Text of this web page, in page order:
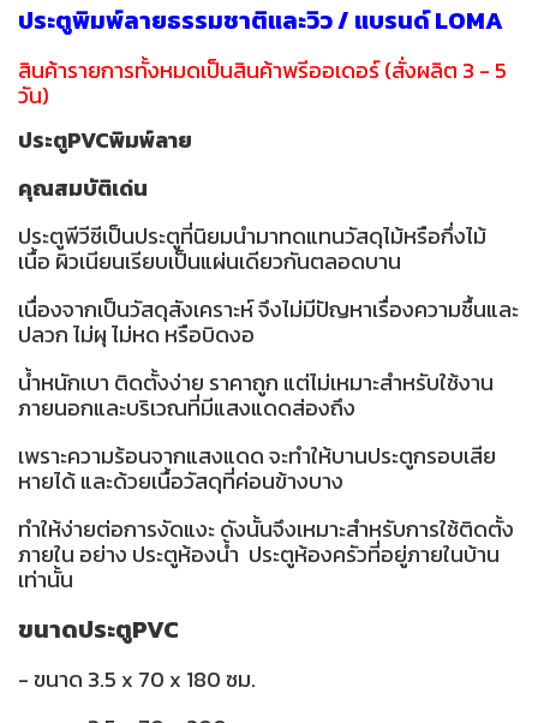
ประตูพิมพ์ลายธรรมชาติและวิว / แบรนด์ LOMA
สินค้ารายการทั้งหมดเป็นสินค้าพรีออเดอร์ (สั่งผลิต 3 - 5
วัน)
ประตูPVCพิมพ์ลาย
คุณสมบัติเด่น
ประตูพีวีซีเป็นประตูที่นิยมนำมาทดแทนวัสดุไม้หรือกึ่งไม้
เนื้อ ผิวเนียนเรียบเป็นแผ่นเดียวกันตลอดบาน
เนื่องจากเป็นวัสดุสังเคราะห์ จึงไม่มีปัญหาเรื่องความชื้นและ
ปลวก ไม่ผุ ไม่หด หรือบิดงอ
น้ำหนักเบา ติดตั้งง่าย ราคาถูก แต่ไม่เหมาะสำหรับใช้งาน
ภายนอกและบริเวณที่มีแสงแดดส่องถึง
เพราะความร้อนจากแสงแดด จะทำให้บานประตูกรอบเสีย
หายได้ และด้วยเนื้อวัสดุที่ค่อนข้างบาง
ทำให้ง่ายต่อการงัดแงะ ดังนั้นจึงเหมาะสำหรับการใช้ติดตั้ง
ภายใน อย่าง ประตูห้องน้ำ ประตูห้องครัวที่อยู่ภายในบ้าน
เท่านั้น
ขนาดประตูPVC
- ขนาด 3.5 x 70 x 180 ซม.